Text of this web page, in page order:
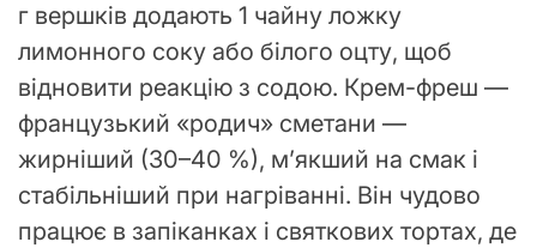
г вершків додають 1 чайну ложку
лимонного соку або білого оцту, щоб
відновити реакцію з содою. Крем-фреш —
французький «родич» сметани —
жирніший (30–40 %), м’якший на смак і
стабільніший при нагріванні. Він чудово
працює в запіканках і святкових тортах, де